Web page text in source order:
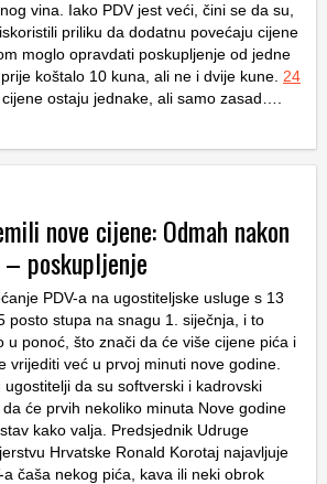
vina. Iako PDV jest veći, čini se da su,
priliku da dodatnu povećaju cijene
moglo opravdati poskupljenje od jedne
koštalo 10 kuna, ali ne i dvije kune. 24
ostaju jednake, ali samo zasad….
nove cijene: Odmah nakon
– poskupljenje
PDV-a na ugostiteljske usluge s 13
posto stupa na snagu 1. siječnja, i to
u ponoć, što znači da će više cijene pića i
vrijediti već u prvoj minuti nove godine.
ugostitelji da su softverski i kadrovski
će prvih nekoliko minuta Nove godine
kako valja. Predsjednik Udruge
Hrvatske Ronald Korotaj najavljuje
čaša nekog pića, kava ili neki obrok